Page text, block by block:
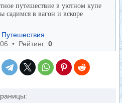
путешествие в уютном купе
садимся в вагон и вскоре
Путешествия
• Рейтинг: 0